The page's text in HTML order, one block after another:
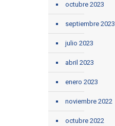
octubre 2023
septiembre 2023
julio 2023
abril 2023
enero 2023
noviembre 2022
octubre 2022